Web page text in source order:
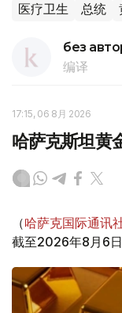
医疗卫生 总统
без
编译
17:15, 06 8月 2026
哈萨克斯坦黄
（哈萨克国际通讯
截至2026年8月6日